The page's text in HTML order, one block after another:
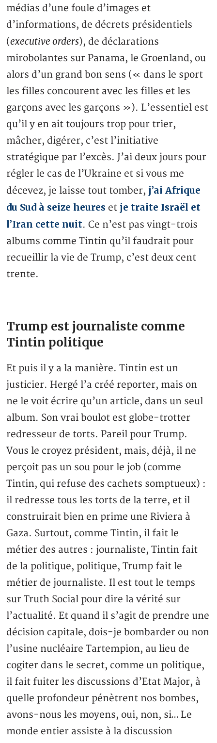
médias d’une foule d’images et
d’informations, de décrets présidentiels
(executive orders), de déclarations
mirobolantes sur Panama, le Groenland, ou
alors d’un grand bon sens (« dans le sport
les filles concourent avec les filles et les
garçons avec les garçons »). L’essentiel est
qu’il y en ait toujours trop pour trier,
mâcher, digérer, c’est l’initiative
stratégique par l’excès. J’ai deux jours pour
régler le cas de l’Ukraine et si vous me
décevez, je laisse tout tomber, j’ai Afrique
du Sud à seize heures et je traite Israël et
l’Iran cette nuit. Ce n’est pas vingt-trois
albums comme Tintin qu’il faudrait pour
recueillir la vie de Trump, c’est deux cent
trente.
Trump est journaliste comme
Tintin politique
Et puis il y a la manière. Tintin est un
justicier. Hergé l’a créé reporter, mais on
ne le voit écrire qu’un article, dans un seul
album. Son vrai boulot est globe-trotter
redresseur de torts. Pareil pour Trump.
Vous le croyez président, mais, déjà, il ne
perçoit pas un sou pour le job (comme
Tintin, qui refuse des cachets somptueux) :
il redresse tous les torts de la terre, et il
construirait bien en prime une Riviera à
Gaza. Surtout, comme Tintin, il fait le
métier des autres : journaliste, Tintin fait
de la politique, politique, Trump fait le
métier de journaliste. Il est tout le temps
sur Truth Social pour dire la vérité sur
l’actualité. Et quand il s’agit de prendre une
décision capitale, dois-je bombarder ou non
l’usine nucléaire Tartempion, au lieu de
cogiter dans le secret, comme un politique,
il fait fuiter les discussions d’Etat Major, à
quelle profondeur pénètrent nos bombes,
avons-nous les moyens, oui, non, si… Le
monde entier assiste à la discussion